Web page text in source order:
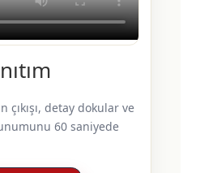
çıkışı, detay dokular ve
60 saniyede